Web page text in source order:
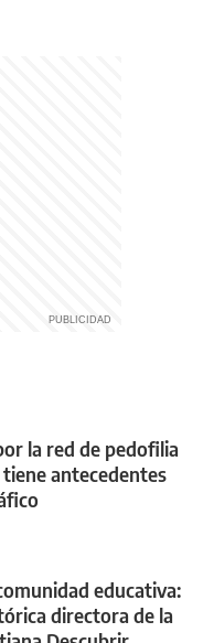
la red de pedofilia
antecedentes
educativa:
directora de la